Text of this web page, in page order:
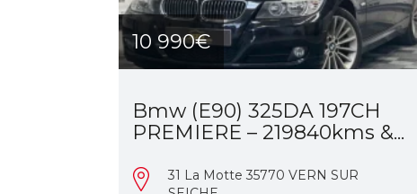
10 990€
Bmw (E90) 325DA 197CH
PREMIERE – 219840kms &...
31 La Motte 35770 VERN SUR